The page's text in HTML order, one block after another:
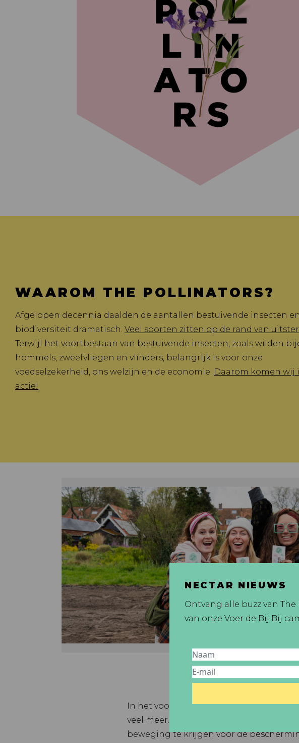
WAAROM THE POLLINATORS?
Afgelopen decennia daalden de aantallen bestuivende insecten
biodiversiteit dramatisch. Veel soorten zitten op de rand van
Terwijl het voortbestaan van bestuivende insecten, zoals wilden
hommels, zweefvliegen en vlinders, belangrijk is voor onze
voedselzekerheid, ons welzijn en de economie. Daarom komen wij
actie!
In het voorjaar is het tijd om te zaaien:
veel meer. Met onze projecten zetten
beweging te krijgen voor de
NECTAR NIEUWS
Ontvang alle buzz van
van onze Voer de Bij Bij